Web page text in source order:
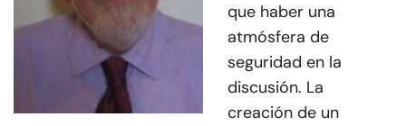
que haber una
atmósfera de
seguridad en la
discusión. La
creación de un